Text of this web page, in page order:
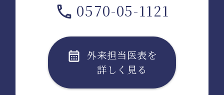
0570-05-1121
外来担当医表を
詳しく見る